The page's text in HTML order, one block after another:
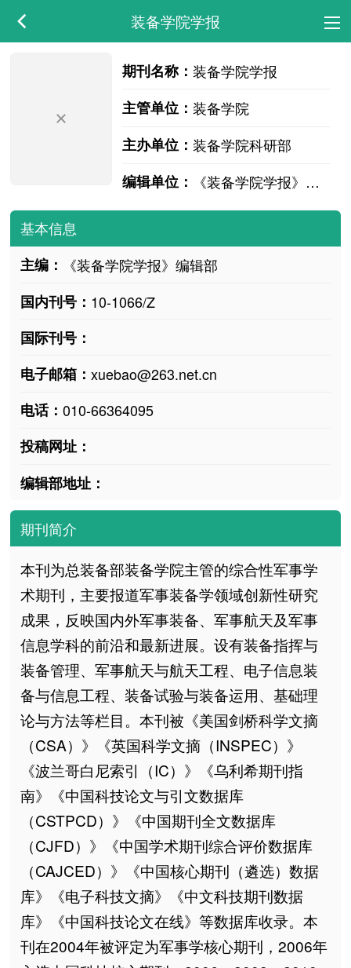
装备学院学报
期刊名称： 装备学院学报
主管单位： 装备学院
主办单位： 装备学院科研部
编辑单位：
《装备学院学报》编辑部
基本信息
主编：
《装备学院学报》编辑部
国内刊号： 10-1066/Z
国际刊号：
电子邮箱： xuebao@263.net.cn
电话： 010-66364095
投稿网址：
编辑部地址：
期刊简介
本刊为总装备部装备学院主管的综合性军事学
术期刊，主要报道军事装备学领域创新性研究
成果，反映国内外军事装备、军事航天及军事
信息学科的前沿和最新进展。设有装备指挥与
装备管理、军事航天与航天工程、电子信息装
备与信息工程、装备试验与装备运用、基础理
论与方法等栏目。本刊被《美国剑桥科学文摘
（CSA）》《英国科学文摘（INSPEC）》
《波兰哥白尼索引（IC）》《乌利希期刊指
南》《中国科技论文与引文数据库
（CSTPCD）》《中国期刊全文数据库
（CJFD）》《中国学术期刊综合评价数据库
（CAJCED）》《中国核心期刊（遴选）数据
库》《电子科技文摘》《中文科技期刊数据
库》《中国科技论文在线》等数据库收录。本
刊在2004年被评定为军事学核心期刊，2006年